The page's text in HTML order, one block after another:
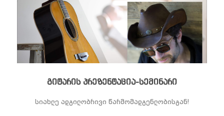
გიტარის პრეზენტაცია-სემინარი
სიახლე ადგილობრივი წარმომადგენლობისგან!